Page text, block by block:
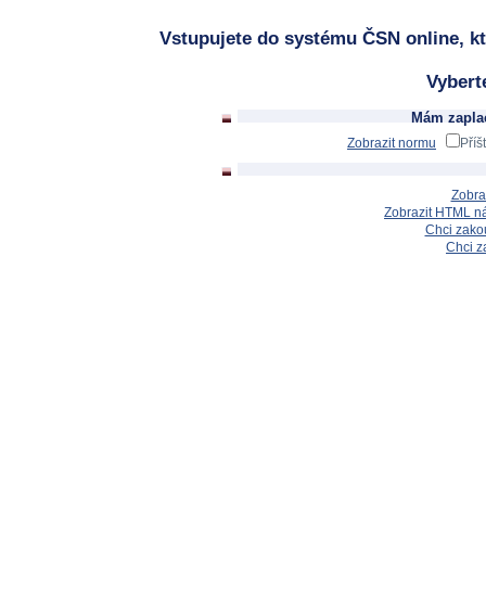
Vstupujete do systému ČSN online,
Mám
Zobrazit normu
Zobrazit HTML
Chci
Chci